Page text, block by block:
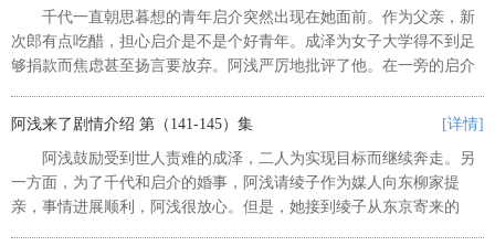
千代一直朝思暮想的青年启介突然出现在她面前。作为父亲，新
次郎有点吃醋，担心启介是不是个好青年。成泽为女子大学得不到足
够捐款而焦虑甚至扬言要放弃。阿浅严厉地批评了他。在一旁的启介
在东京。另一方面，阿初为二儿...
阿浅来了剧情介绍 第（141-145）集 [详情]
阿浅鼓励受到世人责难的成泽，二人为实现目标而继续奔走。另
一方面，为了千代和启介的婚事，阿浅请绫子作为媒人向东柳家提
亲，事情进展顺利，阿浅很放心。但是，她接到绫子从东京寄来的